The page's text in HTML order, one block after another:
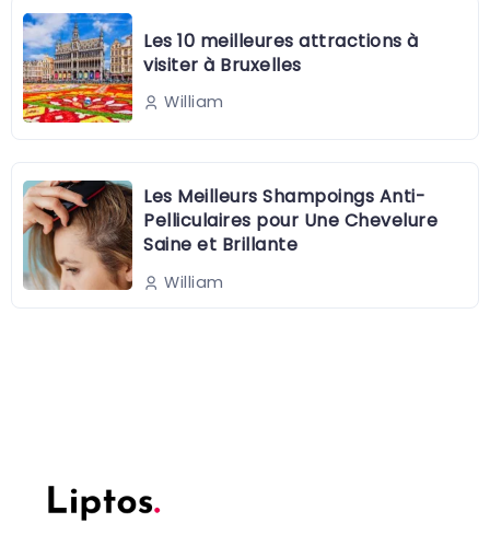
Les 10 meilleures attractions à
visiter à Bruxelles
William
Les Meilleurs Shampoings Anti-
Pelliculaires pour Une Chevelure
Saine et Brillante
William